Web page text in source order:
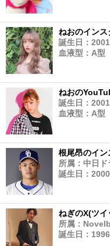
ねおのインス
誕生日：
血液型：A型
ねおの
誕生日：
血液型：A型
根尾昂のイン
所属：中日ド
誕生日：
ねぎのX(ツイ
所属：
誕生日：